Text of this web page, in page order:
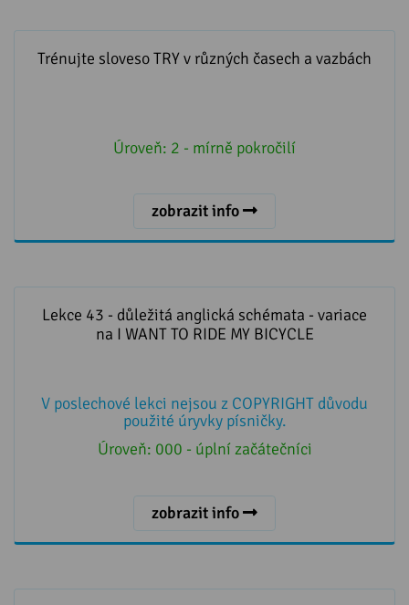
Trénujte sloveso TRY v různých časech a vazbách
Úroveň: 2 - mírně pokročilí
zobrazit info
WANT TO RIDE MY BICYCLE
Lekce 43 - důležitá anglická schémata - variace
na I WANT TO RIDE MY BICYCLE
V poslechové lekci nejsou z COPYRIGHT důvodu
použité úryvky písničky.
Úroveň: 000 - úplní začátečníci
zobrazit info